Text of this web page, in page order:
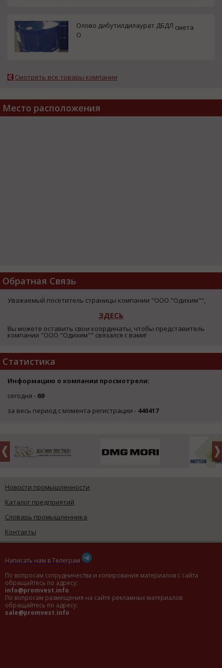
Олово дибутилдилаурат ДБДЛ
О
смета
Смотреть все товары компании
Место расположения
Обратная Связь
Уважаемый посетитель страницы компании "ООО "Одихим"",
ЗДЕСЬ
Вы можете оставить свои координаты, чтобы представитель
компании "ООО "Одихим"" связался с вами!
Статистика
Информацию о компании просмотрели:
сегодня - 69
за весь период с момента регистрации - 440417
Новости промышленности
Каталог предприятий
Словарь промышленника
Контакты
Написать нам в Телеграм
По вопросам сотрудничества и копирования материалов с сайта
обращайтесь по адресу:
info@promvest.info
По вопросам размещения на сайте рекламных материалов
обращайтесь по адресу:
sale@promvest.info